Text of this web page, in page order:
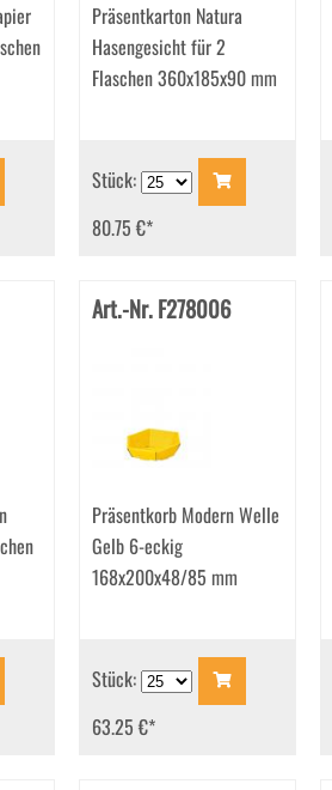
Präsentkarton Natura
Hasengesicht für 2
Flaschen 360x185x90 mm
Stück:
80.75 €*
Art.-Nr. F278006
Präsentkorb Modern Welle
Gelb 6-eckig
168x200x48/85 mm
Stück:
63.25 €*